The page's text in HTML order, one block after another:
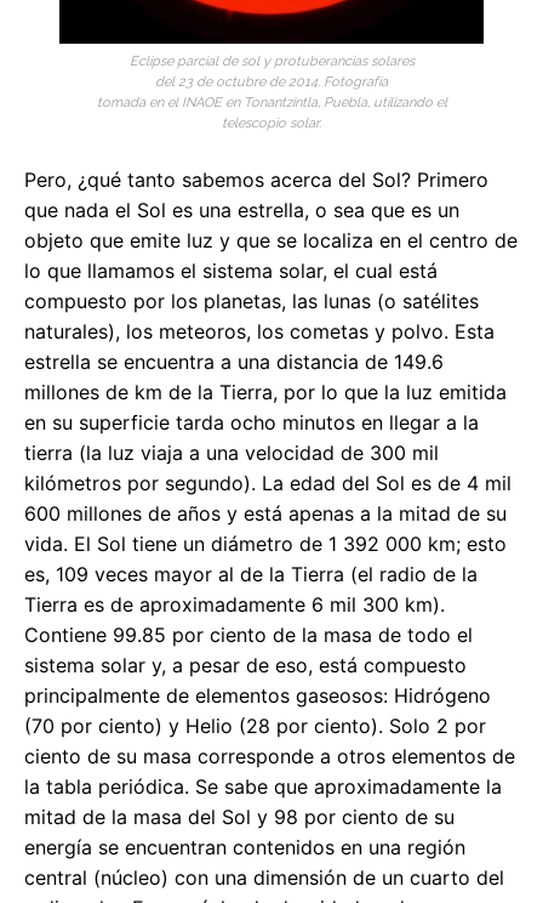
Eclipse parcial de sol y protuberancias solares
del 23 de octubre de 2014. Fotografía
tomada en el INAOE en Tonantzintla, Puebla, utilizando el
telescopio solar.
Pero, ¿qué tanto sabemos acerca del Sol? Primero
que nada el Sol es una estrella, o sea que es un
objeto que emite luz y que se localiza en el centro de
lo que llamamos el sistema solar, el cual está
compuesto por los planetas, las lunas (o satélites
naturales), los meteoros, los cometas y polvo. Esta
estrella se encuentra a una distancia de 149.6
millones de km de la Tierra, por lo que la luz emitida
en su superficie tarda ocho minutos en llegar a la
tierra (la luz viaja a una velocidad de 300 mil
kilómetros por segundo). La edad del Sol es de 4 mil
600 millones de años y está apenas a la mitad de su
vida. El Sol tiene un diámetro de 1 392 000 km; esto
es, 109 veces mayor al de la Tierra (el radio de la
Tierra es de aproximadamente 6 mil 300 km).
Contiene 99.85 por ciento de la masa de todo el
sistema solar y, a pesar de eso, está compuesto
principalmente de elementos gaseosos: Hidrógeno
(70 por ciento) y Helio (28 por ciento). Solo 2 por
ciento de su masa corresponde a otros elementos de
la tabla periódica. Se sabe que aproximadamente la
mitad de la masa del Sol y 98 por ciento de su
energía se encuentran contenidos en una región
central (núcleo) con una dimensión de un cuarto del